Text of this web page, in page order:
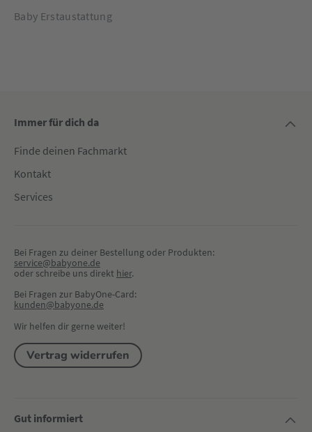
Baby Erstaustattung
Immer für dich da
Finde deinen Fachmarkt
Kontakt
Services
Bei Fragen zu deiner Bestellung oder Produkten:
service@babyone.de
oder schreibe uns direkt hier.
Bei Fragen zur BabyOne-Card:
kunden@babyone.de
Wir helfen dir gerne weiter!
Vertrag widerrufen
Gut informiert